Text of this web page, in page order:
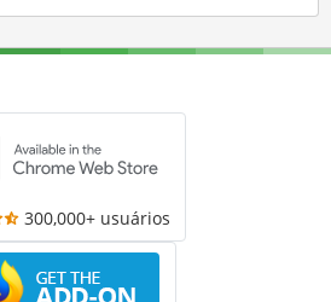
300,000+ usuários